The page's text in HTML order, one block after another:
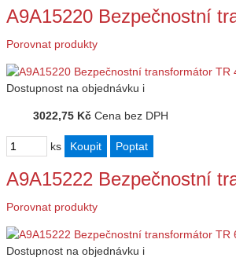
A9A15220 Bezpečnostní
Porovnat produkty
Dostupnost na objednávku i
3022,75 Kč Cena bez DPH
ks
A9A15222 Bezpečnostní
Porovnat produkty
Dostupnost na objednávku i